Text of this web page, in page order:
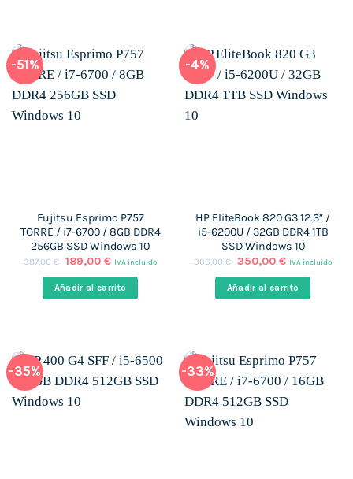
-51%
Fujitsu Esprimo P757
TORRE / i7-6700 / 8GB DDR4
256GB SSD Windows 10
387,00€ El
original
era:
189,00 €El
actual
es:
IVA incluido
Añadir al carrito
-4%
HP EliteBook 820 G3 12.3″ /
i5-6200U / 32GB DDR4 1TB
SSD Windows 10
366,00€ El
original
era:
350,00 €El
actual
es:
IVA incluido
Añadir al carrito
-35% -33%